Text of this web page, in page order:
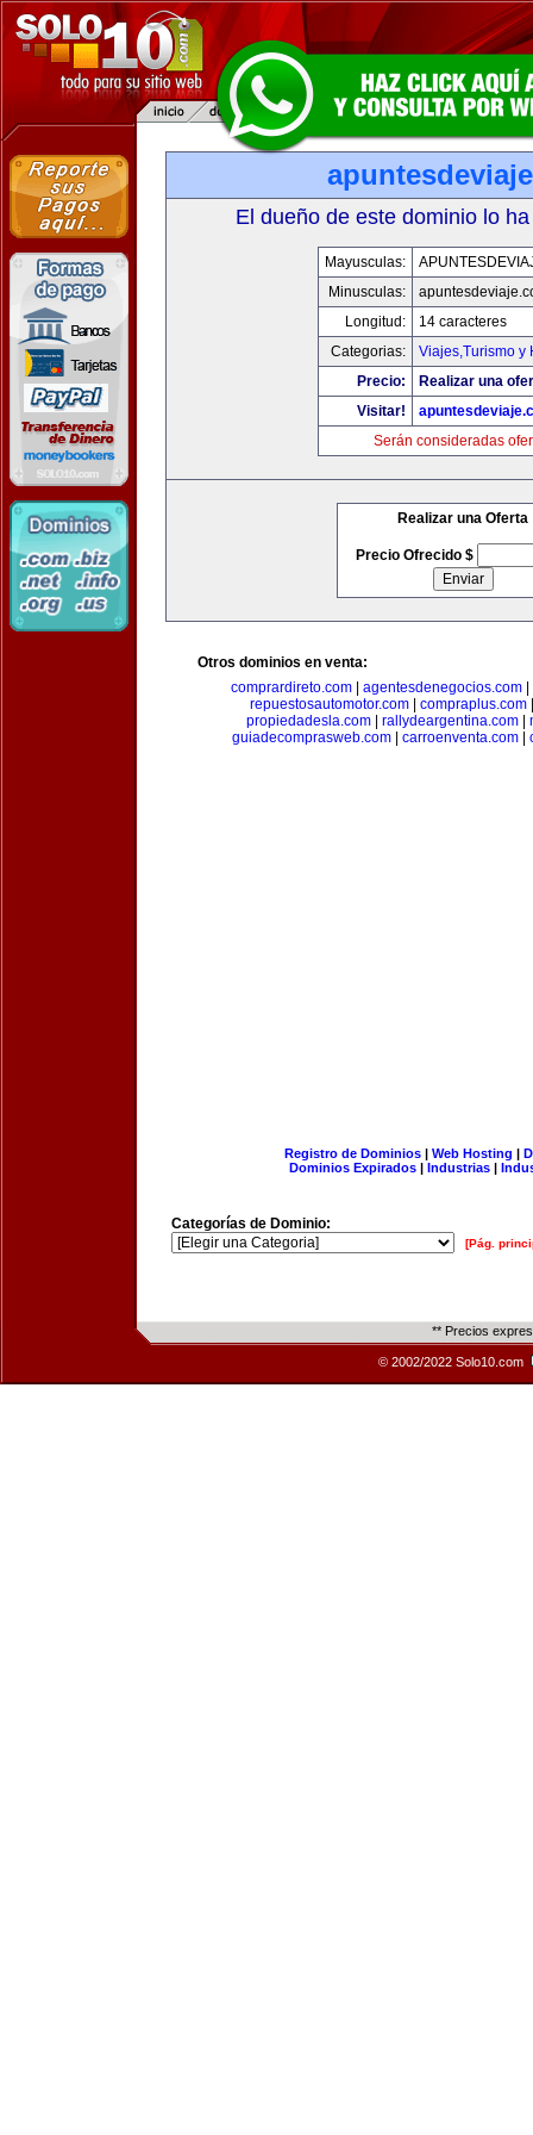
El dueño de este dominio lo
Mayusculas:
Minusculas:
Longitud:
14 caracteres
Categorias:
Viajes,Turismo y
Precio:
Realizar una
Visitar!
Serán consideradas
Realizar una Oferta
Precio Ofrecido $
Otros dominios en venta:
comprardireto.com| agentesdenegocios.com|
repuestosautomotor.com
compraplus.com
propiedadesla.com| rallydeargentina.com|
guiadecomprasweb.com
carroenventa.com
Registro de Dominios| Web Hosting |
Dominios Expirados | Industrias |
Categorías de Dominio:
[Pág.
** Precios
© 2002/2022 Solo10.com